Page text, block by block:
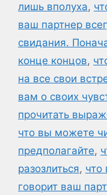
лишь вполуха,
ваш партнер
свидания.
конце концов,
на все свои
вам о своих
прочитать
что вы можете
предполагайте,
разозлиться, что
говорит ваш